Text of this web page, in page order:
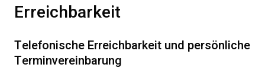
Erreichbarkeit
Telefonische Erreichbarkeit und persönliche
Terminvereinbarung